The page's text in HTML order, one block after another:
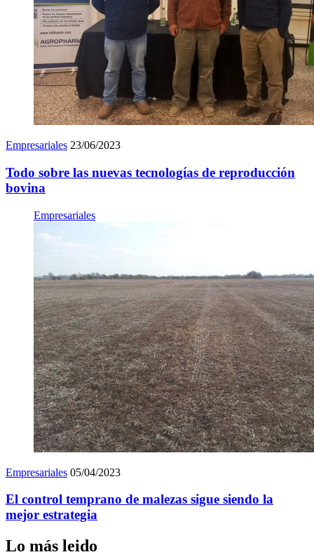
Empresariales 23/06/2023
Todo sobre las nuevas tecnologías de reproducción
bovina
Empresariales
Empresariales 05/04/2023
El control temprano de malezas sigue siendo la
mejor estrategia
Lo más leido